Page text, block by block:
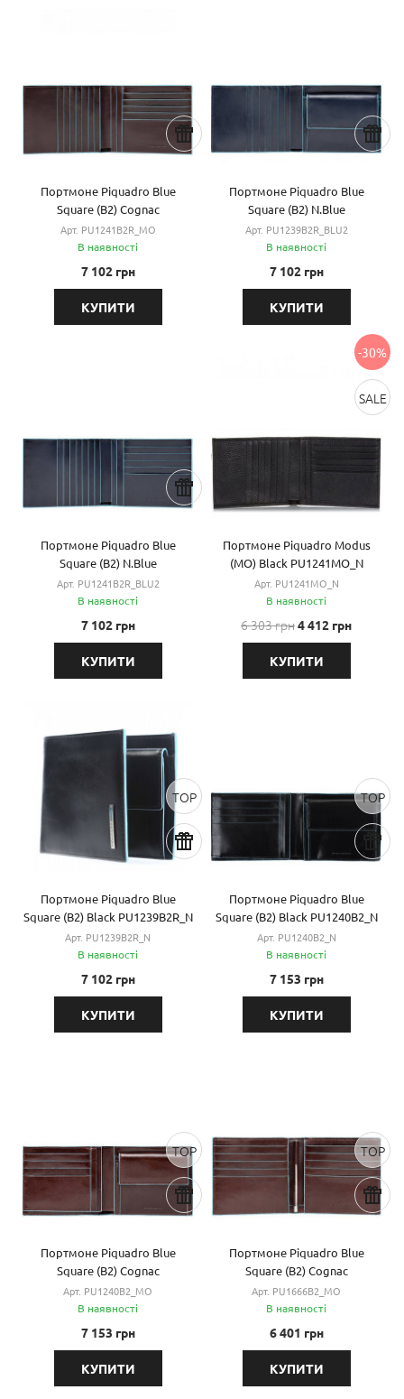
Портмоне Piquadro Blue
Square (B2) Cognac
PU1241B2R_MO
Арт. PU1241B2R_MO
В наявності
7 102 грн
КУПИТИ
Портмоне Piquadro Blue
Square (B2) N.Blue
PU1239B2R_BLU2
Арт. PU1239B2R_BLU2
В наявності
7 102 грн
КУПИТИ
Портмоне Piquadro Blue
Square (B2) N.Blue
PU1241B2R_BLU2
Арт. PU1241B2R_BLU2
В наявності
7 102 грн
КУПИТИ
-30%
SALE
Портмоне Piquadro Modus
(MO) Black PU1241MO_N
Арт. PU1241MO_N
В наявності
6 303 грн4 412 грн
КУПИТИ
TOP
Портмоне Piquadro Blue
Square (B2) Black PU1239B2R_N
Арт. PU1239B2R_N
В наявності
7 102 грн
КУПИТИ
TOP
Портмоне Piquadro Blue
Square (B2) Black PU1240B2_N
Арт. PU1240B2_N
В наявності
7 153 грн
КУПИТИ
TOP
Портмоне Piquadro Blue
Square (B2) Cognac
PU1240B2_MO
Арт. PU1240B2_MO
В наявності
7 153 грн
КУПИТИ
TOP
Портмоне Piquadro Blue
Square (B2) Cognac
PU1666B2_MO
Арт. PU1666B2_MO
В наявності
6 401 грн
КУПИТИ